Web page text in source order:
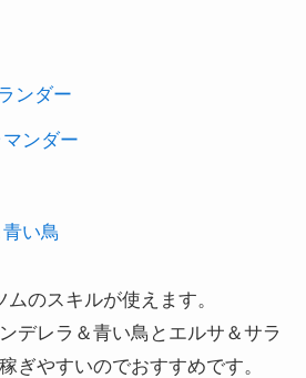
ンダー
ンダー
い鳥
のスキルが使えます。
デレラ＆青い鳥とエルサ＆サラ
ぎやすいのでおすすめです。